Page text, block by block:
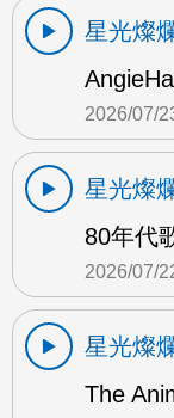
星光燦
2026/07/
星光燦
80年代
2026/07/
星光燦
The